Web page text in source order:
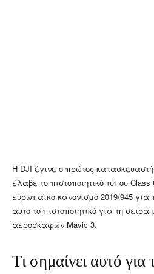
Η DJI έγινε ο πρώτος
έλαβε το πιστοποιητικό τύπου
ευρωπαϊκό κανονισμό 2019/945 για
αυτό το πιστοποιητικό για τη
αεροσκαφών Mavic 3.
Τι σημαίνει αυτό για